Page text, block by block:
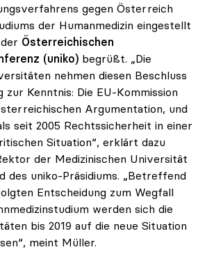
gegen Österreich
der Humanmedizin eingestellt
Österreichischen
(uniko) begrüßt. „Die
nehmen diesen Beschluss
Kenntnis: Die EU-Kommission
Argumentation, und
seit 2005 Rechtssicherheit in einer
Situation“, erklärt dazu
der Medizinischen Universität
des uniko-Präsidiums. „Betreffend
Entscheidung zum Wegfall
werden sich die
bis 2019 auf die neue Situation
meint Müller.